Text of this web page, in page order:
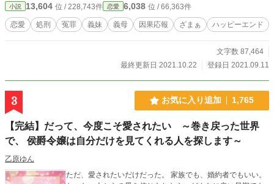
小説 13,604 位 / 228,743件 恋愛 6,038 位 / 66,363件
恋愛 処刑 冤罪 義妹 義母 因果応報 ざまぁ ハッピーエンド
文字数 87,464
最終更新日 2021.10.22
登録日 2021.09.11
3 お気に入り追加 1,765
【完結】だって、今度こそ愛されたい ～巻き戻った世界
で、 侯爵令嬢は自分だけを見てくれる人を探します～
乙原ゆん
ただ、愛されたいだけだった。 家族でも、婚約者でもいい。